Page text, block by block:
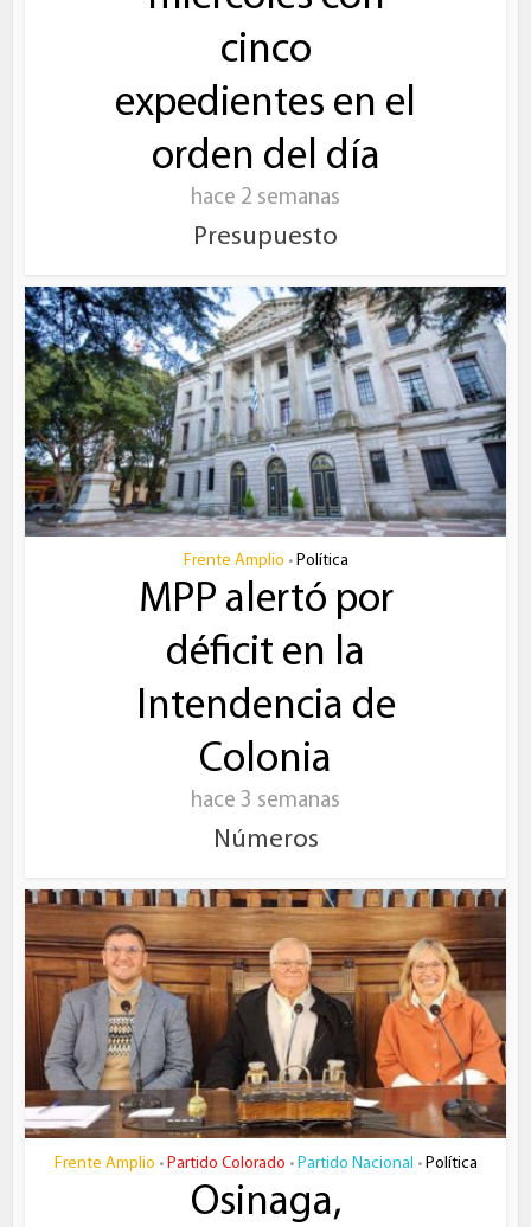
cinco
expedientes en el
orden del día
hace 2 semanas
Presupuesto
Frente Amplio • Política
MPP alertó por
déficit en la
Intendencia de
Colonia
hace 3 semanas
Números
Frente Amplio • Partido Colorado • Partido Nacional • Política
Osinaga,